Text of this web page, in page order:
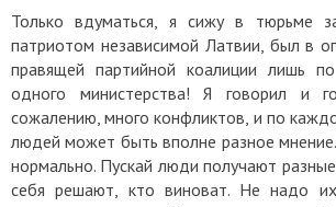
Только вдуматься, я сижу в тюрьме
патриотом независимой Латвии, был в
правящей партийной коалиции лишь
одного министерства! Я говорил и
сожалению, много конфликтов, и по
людей может быть вполне разное
нормально. Пускай люди получают
себя решают, кто виноват. Не надо